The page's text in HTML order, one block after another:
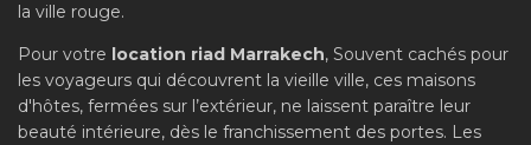
la ville rouge.
Pour votre location riad Marrakech, Souvent cachés pour
les voyageurs qui découvrent la vieille ville, ces maisons
d'hôtes, fermées sur l’extérieur, ne laissent paraître leur
beauté intérieure, dès le franchissement des portes. Les